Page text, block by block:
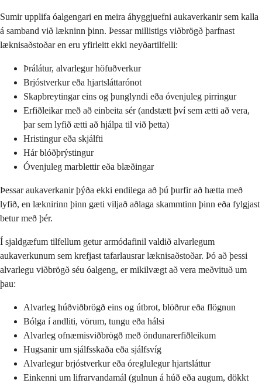
Sumir upplifa óalgengari en meira áhyggjuefni aukaverkanir sem kalla
á samband við lækninn þinn. Þessar millistigs viðbrögð þarfnast
læknisaðstoðar en eru yfirleitt ekki neyðartilfelli:
Þrálátur, alvarlegur höfuðverkur
Brjóstverkur eða hjartsláttarónot
Skapbreytingar eins og þunglyndi eða óvenjuleg pirringur
Erfiðleikar með að einbeita sér (andstætt því sem ætti að vera,
þar sem lyfið ætti að hjálpa til við þetta)
Hristingur eða skjálfti
Hár blóðþrýstingur
Óvenjuleg marblettir eða blæðingar
Þessar aukaverkanir þýða ekki endilega að þú þurfir að hætta með
lyfið, en læknirinn þinn gæti viljað aðlaga skammtinn þinn eða fylgjast
betur með þér.
Í sjaldgæfum tilfellum getur armódafinil valdið alvarlegum
aukaverkunum sem krefjast tafarlausrar læknisaðstoðar. Þó að þessi
alvarlegu viðbrögð séu óalgeng, er mikilvægt að vera meðvituð um
þau:
Alvarleg húðviðbrögð eins og útbrot, blöðrur eða flögnun
Bólga í andliti, vörum, tungu eða hálsi
Alvarleg ofnæmisviðbrögð með öndunarerfiðleikum
Hugsanir um sjálfsskaða eða sjálfsvíg
Alvarlegur brjóstverkur eða óreglulegur hjartsláttur
Einkenni um lifrarvandamál (gulnun á húð eða augum, dökkt